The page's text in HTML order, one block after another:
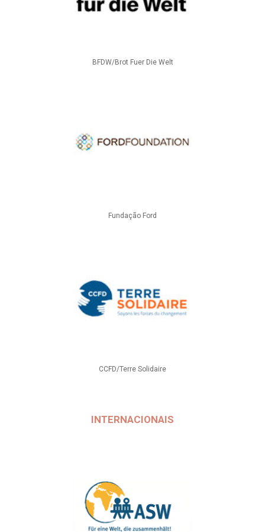
BFDW/Brot Fuer Die Welt
Fundação Ford
CCFD/Terre Solidaire
INTERNACIONAIS